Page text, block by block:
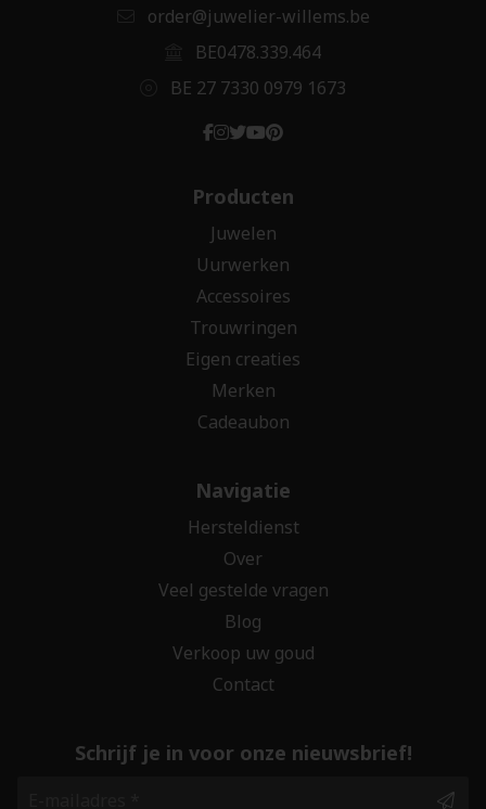
order@juwelier-willems.be
BE0478.339.464
BE 27 7330 0979 1673
Producten
Juwelen
Uurwerken
Accessoires
Trouwringen
Eigen creaties
Merken
Cadeaubon
Navigatie
Hersteldienst
Over
Veel gestelde vragen
Blog
Verkoop uw goud
Contact
Schrijf je in voor onze nieuwsbrief!